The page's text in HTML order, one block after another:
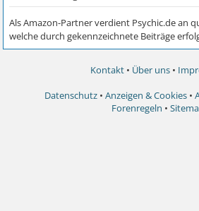
Kontakt • Über uns •
Datenschutz • Anzeigen & Cookies •
Forenregeln •